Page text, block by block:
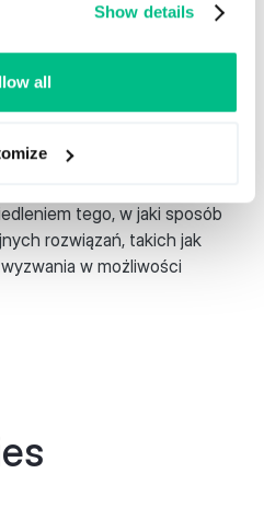
Show details
all
zostania światowym
outdoorowej. Realizując
z zarządzaniem
do osiągnięcia swoich
tego, w jaki sposób
rozwiązań, takich jak
w możliwości